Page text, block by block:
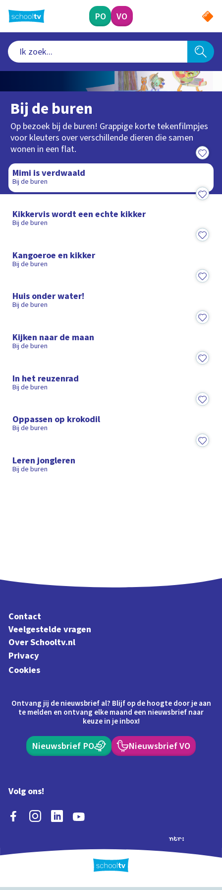
naar
hoofdinhoud
PO VO
Bij de buren
Op bezoek bij de buren! Grappige korte tekenfilmpjes
voor kleuters over verschillende dieren die samen
wonen in een flat.
Mimi is verdwaald
Bij de buren
Kikkervis wordt een echte kikker
Bij de buren
1:19
Kangoeroe en kikker
Bij de buren
Huis onder water!
Bij de buren
Kijken naar de maan
Bij de buren
In het reuzenrad
Bij de buren
Oppassen op krokodil
Bij de buren
Leren jongleren
Bij de buren
Contact
Veelgestelde vragen
Over Schooltv.nl
Privacy
Cookies
Ontvang jij de nieuwsbrief al? Blijf op de hoogte door je aan
te melden en ontvang elke maand een nieuwsbrief naar
keuze in je inbox!
Nieuwsbrief PO Nieuwsbrief VO
Volg ons!